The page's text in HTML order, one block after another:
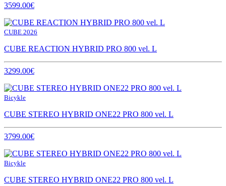
3599.00€
CUBE 2026
CUBE REACTION HYBRID PRO 800 vel. L
3299.00€
Bicykle
CUBE STEREO HYBRID ONE22 PRO 800 vel. L
3799.00€
Bicykle
CUBE STEREO HYBRID ONE22 PRO 800 vel. L